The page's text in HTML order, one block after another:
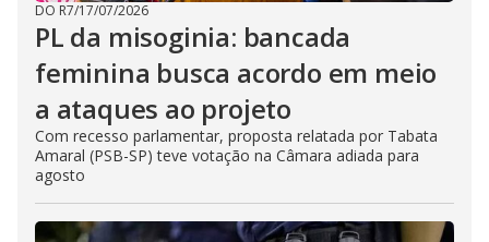
DO R7/17/07/2026
PL da misoginia: bancada
feminina busca acordo em meio
a ataques ao projeto
Com recesso parlamentar, proposta relatada por Tabata
Amaral (PSB-SP) teve votação na Câmara adiada para
agosto